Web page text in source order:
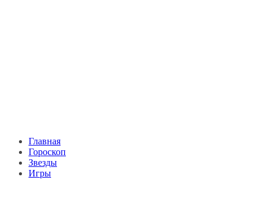
Главная
Гороскоп
Звезды
Игры